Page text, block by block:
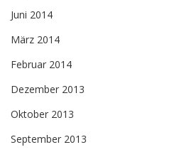
Juni 2014
März 2014
Februar 2014
Dezember 2013
Oktober 2013
September 2013